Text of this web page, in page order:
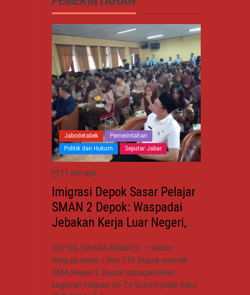
Jabodetabek
Pemerintahan
Politik dan Hukum
Seputar Jabar
11 jam ago
Imigrasi Depok Sasar Pelajar
SMAN 2 Depok: Waspadai
Jebakan Kerja Luar Negeri,
Depan
DEPOK, SWARAJABAR.ID — Kantor
Imigrasi Kelas I Non TPI Depok memilih
SMA Negeri 2 Depok sebagai lokasi
kegiatan Imigrasi Go To School pada Rabu